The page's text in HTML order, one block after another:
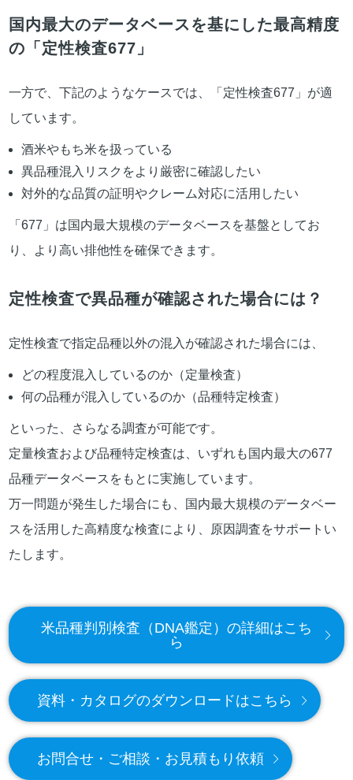
国内最大のデータベースを基にした最高精度
の「定性検査677」
一方で、下記のようなケースでは、「定性検査677」が適
しています。
酒米やもち米を扱っている
異品種混入リスクをより厳密に確認したい
対外的な品質の証明やクレーム対応に活用したい
「677」は国内最大規模のデータベースを基盤としてお
り、より高い排他性を確保できます。
定性検査で異品種が確認された場合には？
定性検査で指定品種以外の混入が確認された場合には、
どの程度混入しているのか（定量検査）
何の品種が混入しているのか（品種特定検査）
といった、さらなる調査が可能です。
定量検査および品種特定検査は、いずれも国内最大の677
品種データベースをもとに実施しています。
万一問題が発生した場合にも、国内最大規模のデータベー
スを活用した高精度な検査により、原因調査をサポートい
たします。
米品種判別検査（DNA鑑定）の詳細はこち
ら
資料・カタログのダウンロードはこちら
お問合せ・ご相談・お見積もり依頼